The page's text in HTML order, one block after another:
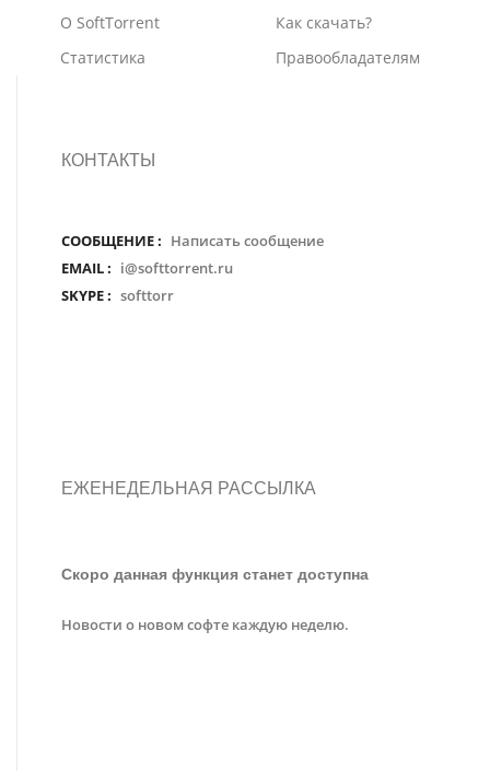
О SoftTorrent
Статистика
Как скачать?
Правообладателям
КОНТАКТЫ
СООБЩЕНИЕ : Написать сообщение
EMAIL : i@softtorrent.ru
SKYPE : softtorr
ЕЖЕНЕДЕЛЬНАЯ РАССЫЛКА
Скоро данная функция станет доступна
Новости о новом софте каждую неделю.